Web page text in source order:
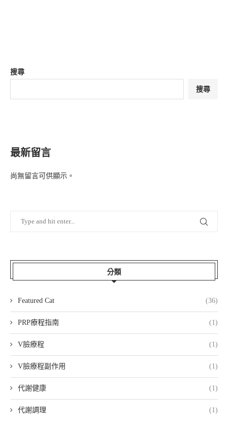
搜尋
搜尋
最新留言
尚無留言可供顯示。
分類
Featured Cat (36)
PRP療程指南 (1)
V臉療程 (1)
V臉療程副作用 (1)
代謝健康 (1)
代謝調理 (1)